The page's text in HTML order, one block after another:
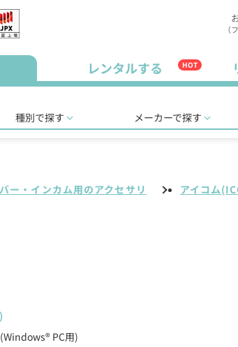
（
レンタルする HOT
種別で探す メーカーで探す
ー・インカム用のアクセサリ アイコム
PC用)